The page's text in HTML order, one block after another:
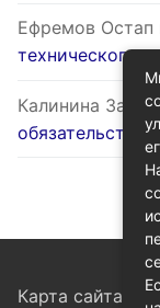
Ефремов Остап
технического
Калинина
обязательств
Карта сайта